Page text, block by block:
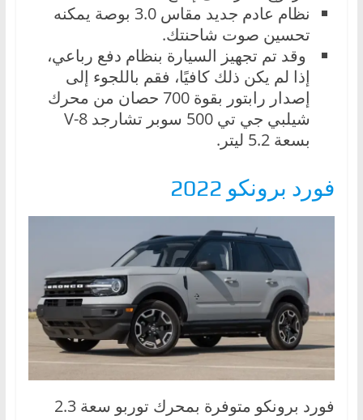
نظام عادم جديد مقاس 3.0 بوصة يمكنه
تحسين صوت شاحنتك.
وقد تم تجهيز السيارة بنظام دفع رباعي،
إذا لم يكن ذلك كافيًا، فقم باللجوء إلى
إصدار رابتور بقوة 700 حصان من محرك
شيلبي جي تي 500 سوبر تشارجد V-8
بسعة 5.2 ليتر.
فورد برونكو 2022
فورد برونكو متوفرة بمحرك توربو سعة 2.3